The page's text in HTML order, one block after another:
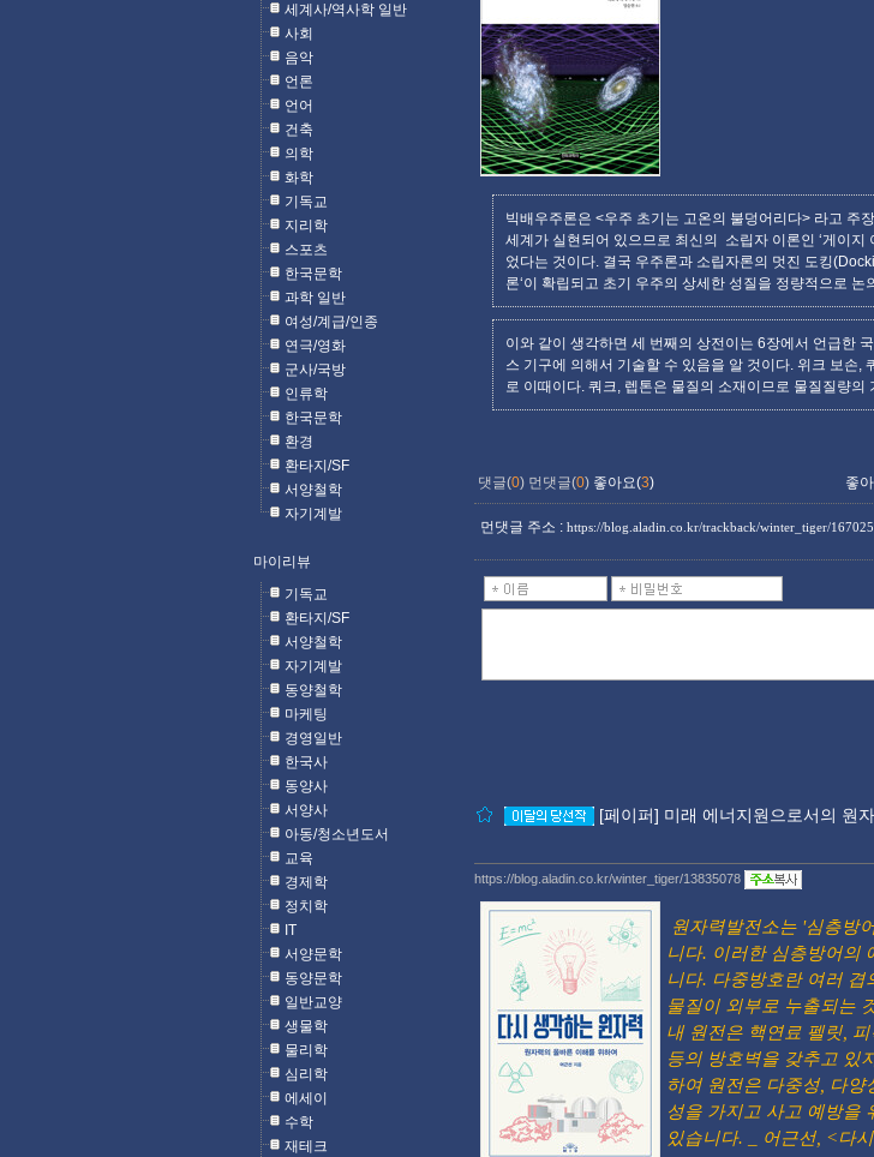
세계사/역사학 일반
사회
음악
언론
언어
건축
의학
화학
기독교
지리학
스포츠
한국문학
과학 일반
여성/계급/인종
연극/영화
군사/국방
인류학
한국문학
환경
환타지/SF
서양철학
자기계발
마이리뷰
기독교
환타지/SF
서양철학
자기계발
동양철학
마케팅
경영일반
한국사
동양사
서양사
아동/청소년도서
교육
경제학
정치학
IT
서양문학
동양문학
일반교양
생물학
물리학
심리학
에세이
수학
재테크
빅배우주론은 <우주 초기는 고온의 불덩어리다> 라고 주
세계가 실현되어 있으므로 최신의 소립자 이론인 ‘게이지
었다는 것이다. 결국 우주론과 소립자론의 멋진 도킹
론‘이 확립되고 초기 우주의 상세한 성질을 정량적으로 논
이와 같이 생각하면 세 번째의 상전이는 6장에서 언급한
스 기구에 의해서 기술할 수 있음을 알 것이다. 위크 보손,
로 이때이다. 쿼크, 렙톤은 물질의 소재이므로 물질질량의
댓글(0) 먼댓글(0) 좋아요(3) 좋
먼댓글 주소 : https://blog.aladin.co.kr/trackback/winter_tiger/
[페이퍼] 미래 에너지원으로서의 원
https://blog.aladin.co.kr/winter_tiger/13835078
원자력발전소는 '심층방
니다. 이러한 심층방어의
니다. 다중방호란 여러
물질이 외부로 누출되는
내 원전은 핵연료 펠릿,
등의 방호벽을 갖추고 있
하여 원전은 다중성, 다
성을 가지고 사고 예방을
있습니다. _ 어근선, <다